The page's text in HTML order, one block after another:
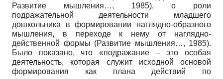
Развитие мышления…, 1985), о роли
подражательной деятельности младшего
дошкольника в формировании наглядно-образного
мышления, в переходе к нему от наглядно-
действенной формы (Развитие мышления…, 1985).
Было показано, что «подражание – это особая
деятельность, которая служит исходной основой
формирования как плана действий по